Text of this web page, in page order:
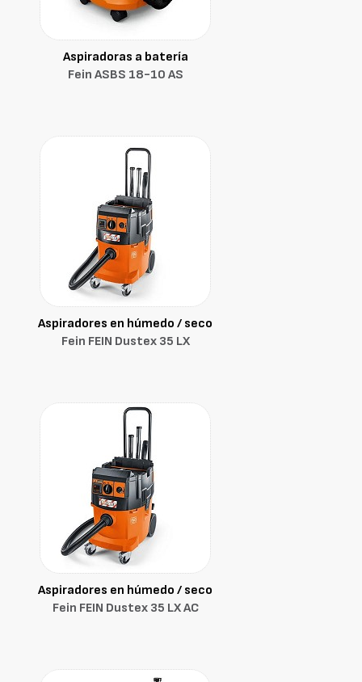
Aspiradoras a batería
Fein ASBS 18-10 AS
Aspiradores en húmedo / seco
Fein FEIN Dustex 35 LX
Aspiradores en húmedo / seco
Fein FEIN Dustex 35 LX AC